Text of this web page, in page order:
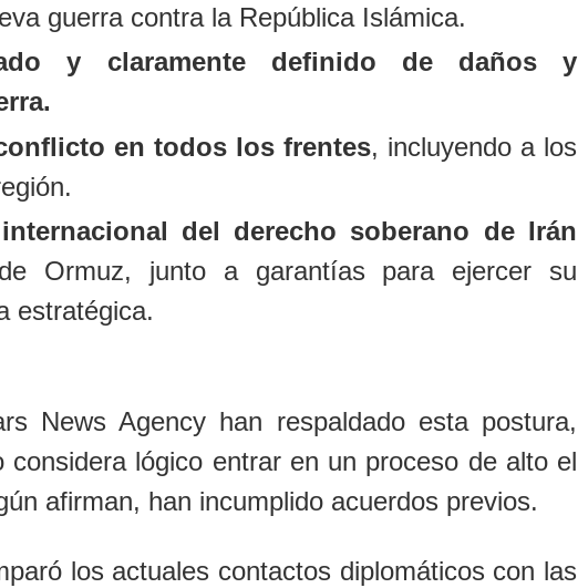
guerra contra la República Islámica.
y claramente definido de daños y
en todos los frentes, incluyendo a los
del derecho soberano de Irán
Ormuz, junto a garantías para ejercer su
estratégica.
News Agency han respaldado esta postura,
considera lógico entrar en un proceso de alto el
afirman, han incumplido acuerdos previos.
los actuales contactos diplomáticos con las